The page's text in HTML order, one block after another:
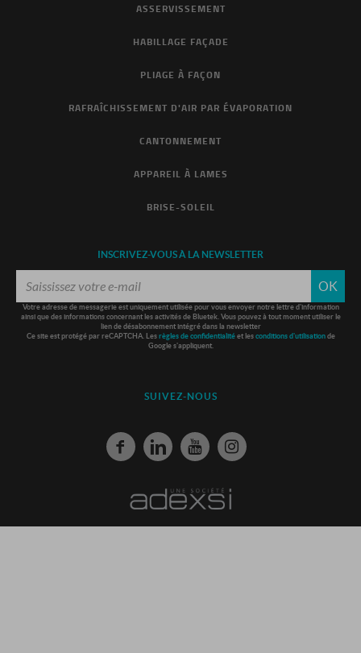
ASSERVISSEMENT
HABILLAGE FAÇADE
PLIAGE À FAÇON
RAFRAÎCHISSEMENT D'AIR PAR ÉVAPORATION
CANTONNEMENT
APPAREIL À LAMES
BRISE-SOLEIL
INSCRIVEZ-VOUS À LA NEWSLETTER
OK
Votre adresse de messagerie est uniquement utilisée pour vous envoyer notre lettre d'information
ainsi que des informations concernant les activités de Bluetek. Vous pouvez à tout moment utiliser le
lien de désabonnement intégré dans la newsletter
Ce site est protégé par reCAPTCHA. Les règles de confidentialitéet les conditions d'utilisationde
Google s'appliquent.
SUIVEZ-NOUS